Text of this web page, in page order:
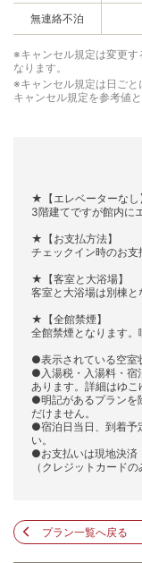
無連絡不泊
※キャンセル規定は変更
なります。
※キャンセル規定は日ご
キャンセル規定を参考値
★【エレベーターなし
3階建てですが館内に
★【お支払方法】
チェックイン時のお支
★【客室と大浴場】
客室と大浴場は別棟と
★【全館禁煙】
全館禁煙となります。
●表示されている空室
●入湯税・入湯料・宿
あります。詳細はゆこ
●明記があるプランを
だけません。
●宿泊日当日、到着予
い。
●お支払いは現地決済
（クレジットカードの
プラン一覧へ戻る